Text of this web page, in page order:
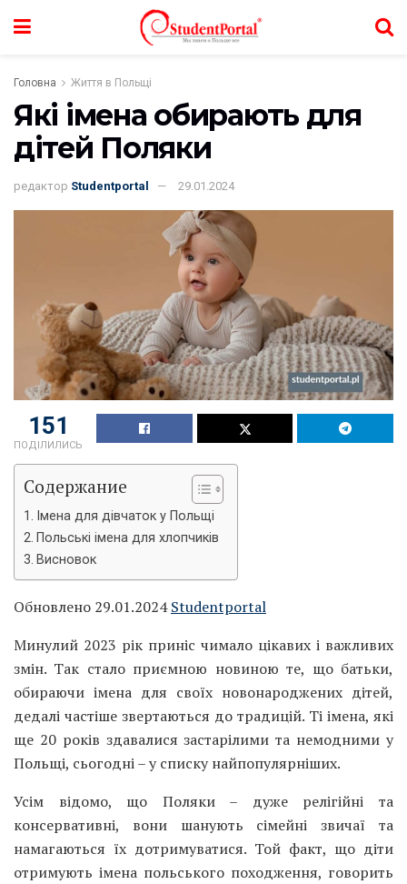
Головна Життя в Польщі
Які імена обирають для
дітей Поляки
редактор Studentportal 29.01.2024
151
ПОДІЛИЛИСЬ
Содержание
Імена для дівчаток у Польщі
Польські імена для хлопчиків
Висновок
Обновлено 29.01.2024Studentportal
Минулий 2023 рік приніс чимало цікавих і важливих
змін. Так стало приємною новиною те, що батьки,
обираючи імена для своїх новонароджених дітей,
дедалі частіше звертаються до традицій. Ті імена, які
ще 20 років здавалися застарілими та немодними у
Польщі, сьогодні – у списку найпопулярніших.
Усім відомо, що Поляки – дуже релігійні та
консервативні, вони шанують сімейні звичаї та
намагаються їх дотримуватися. Той факт, що діти
отримують імена польського походження, говорить